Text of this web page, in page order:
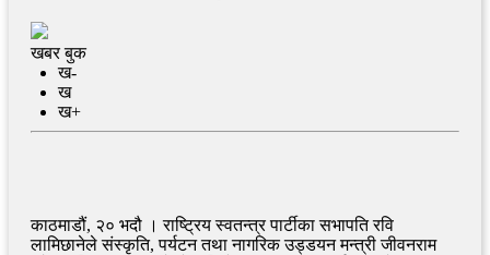
खबर बुक
ख-
ख
ख+
काठमाडौं, २० भदौ । राष्ट्रिय स्वतन्त्र पार्टीका सभापति रवि
लामिछानेले संस्कृति, पर्यटन तथा नागरिक उड्डयन मन्त्री जीवनराम